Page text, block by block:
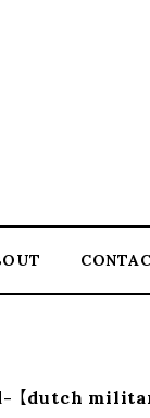
【dutch